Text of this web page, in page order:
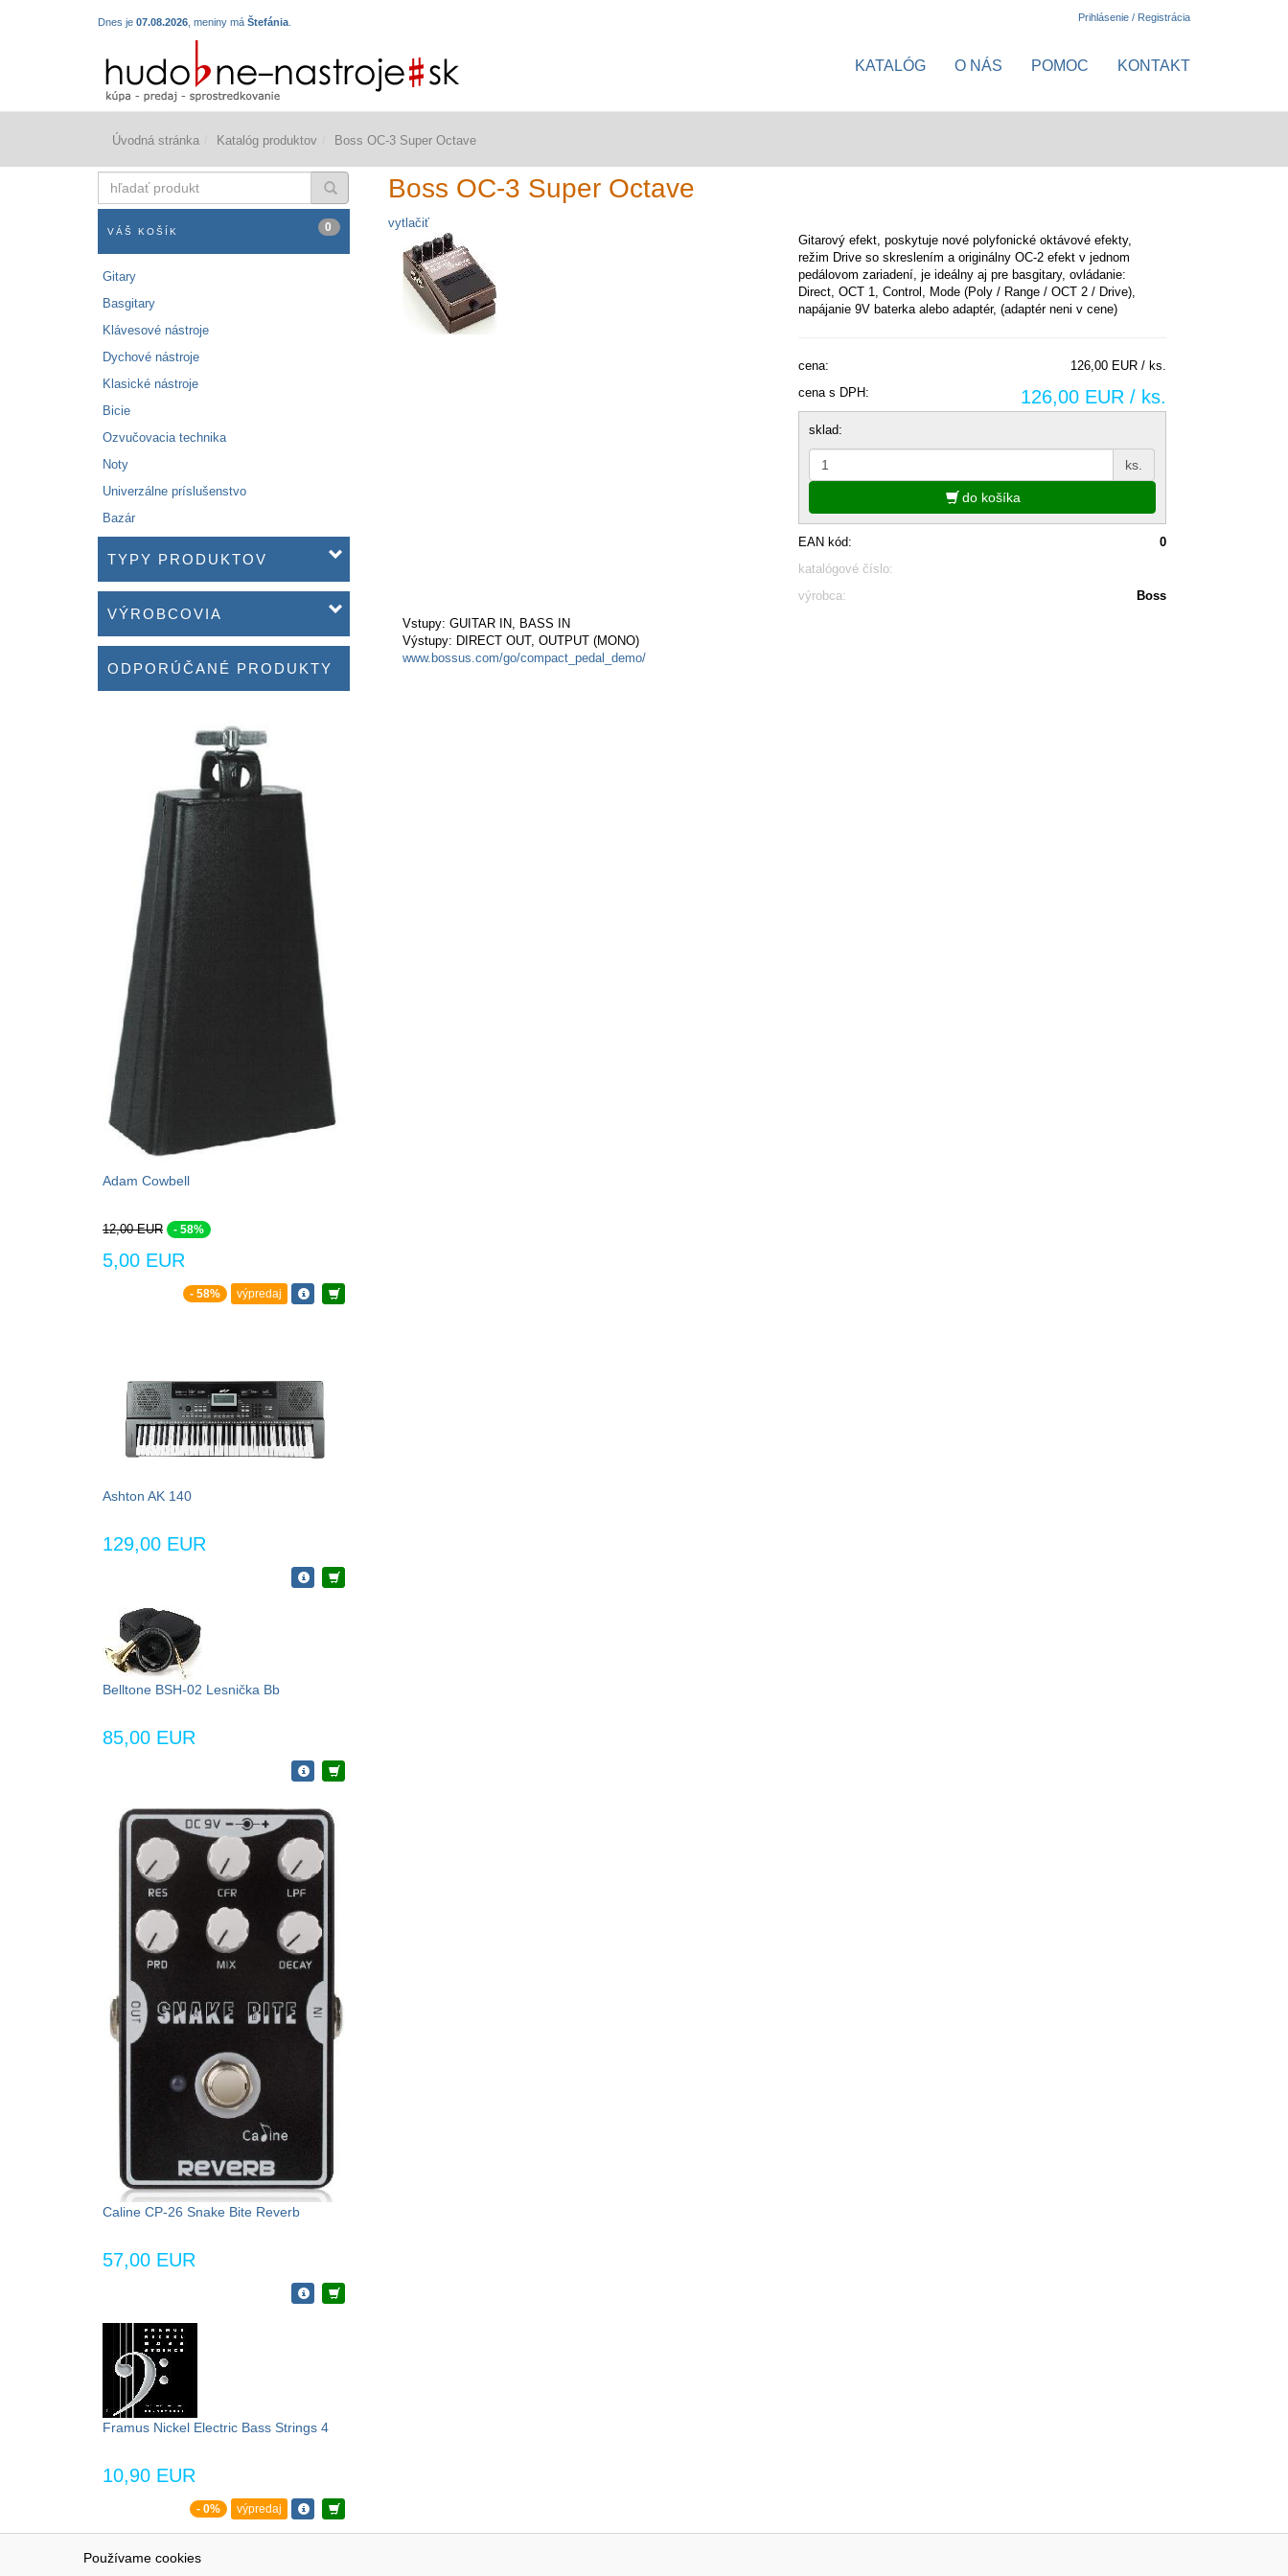
Používame cookies
Dnes je 07.08.2026 , meniny má Štefánia Prihlásenie / Registrácia
KATALÓG O NÁS POMOC KONTAKT
Úvodná stránka Katalóg produktov Boss OC-3 Super Octave
produkt
VÁŠ KOŠÍK 0
Gitary
Basgitary
Klávesové nástroje
Dychové nástroje
Klasické nástroje
Bicie
Ozvučovacia technika
Noty
Univerzálne príslušenstvo
Bazár
TYPY PRODUKTOV
VÝROBCOVIA
ODPORÚČANÉ PRODUKTY
Adam Cowbell
12,00 EUR - 58%
5,00 EUR
- 58% výpredaj
Ashton AK 140
129,00 EUR
Belltone BSH-02 Lesnička Bb
85,00 EUR
Caline CP-26 Snake Bite Reverb
57,00 EUR
Framus Nickel Electric Bass Strings 4
10,90 EUR
- 0% výpredaj
Boss OC-3 Super Octave
vytlačiť
Gitarový efekt, poskytuje nové polyfonické oktávové efekty,
režim Drive so skreslením a originálny OC-2 efekt v jednom
pedálovom zariadení, je ideálny aj pre basgitary, ovládanie:
Direct, OCT 1, Control, Mode (Poly / Range / OCT 2 / Drive),
napájanie 9V baterka alebo adaptér, (adaptér neni v cene)
cena:
126,00 EUR / ks.
cena s DPH:
126,00 EUR / ks.
sklad:
ks.
do košíka
EAN kód:
0
katalógové číslo:
výrobca:
Boss
Vstupy: GUITAR IN, BASS IN
Výstupy: DIRECT OUT, OUTPUT (MONO)
www.bossus.com/go/compact_pedal_demo/